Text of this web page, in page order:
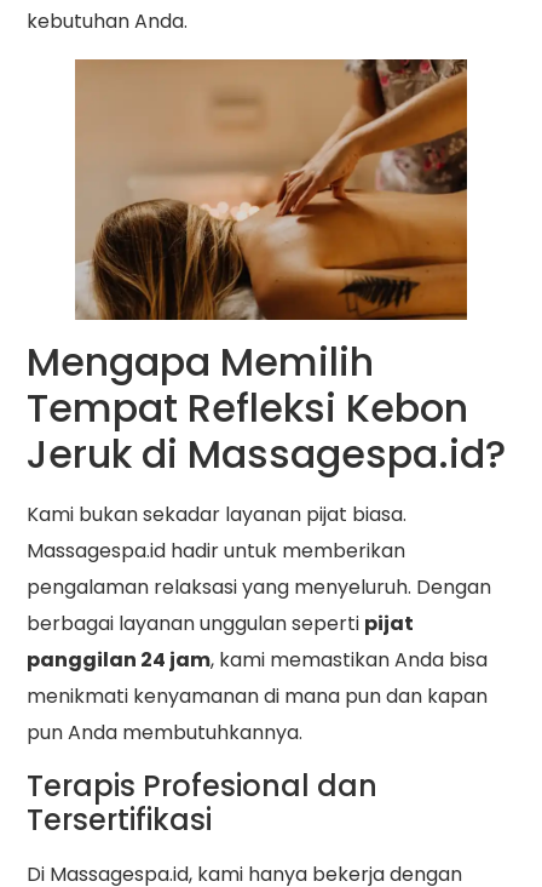
kebutuhan Anda.
Mengapa Memilih
Tempat Refleksi Kebon
Jeruk di Massagespa.id?
Kami bukan sekadar layanan pijat biasa.
Massagespa.id hadir untuk memberikan
pengalaman relaksasi yang menyeluruh. Dengan
berbagai layanan unggulan seperti pijat
panggilan 24 jam, kami memastikan Anda bisa
menikmati kenyamanan di mana pun dan kapan
pun Anda membutuhkannya.
Terapis Profesional dan
Tersertifikasi
Di Massagespa.id, kami hanya bekerja dengan